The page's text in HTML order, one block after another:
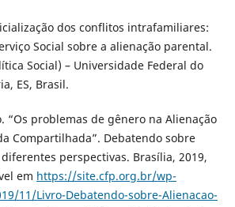
dos conflitos intrafamiliares:
Social sobre a alienação parental.
Social) – Universidade Federal do
ES, Brasil.
“Os problemas de gênero na Alienação
Compartilhada”. Debatendo sobre
perspectivas. Brasília, 2019,
em https://site.cfp.org.br/wp-
11/Livro-Debatendo-sobre-Alienacao-